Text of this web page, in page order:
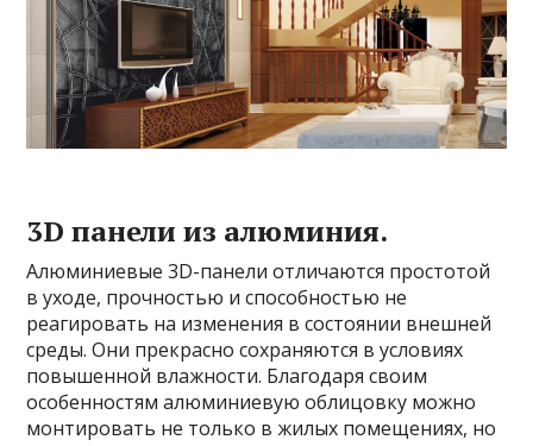
3D панели из алюминия.
Алюминиевые 3D-панели отличаются простотой
в уходе, прочностью и способностью не
реагировать на изменения в состоянии внешней
среды. Они прекрасно сохраняются в условиях
повышенной влажности. Благодаря своим
особенностям алюминиевую облицовку можно
монтировать не только в жилых помещениях, но